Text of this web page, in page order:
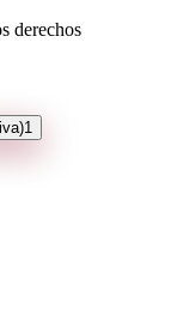
derechos
1